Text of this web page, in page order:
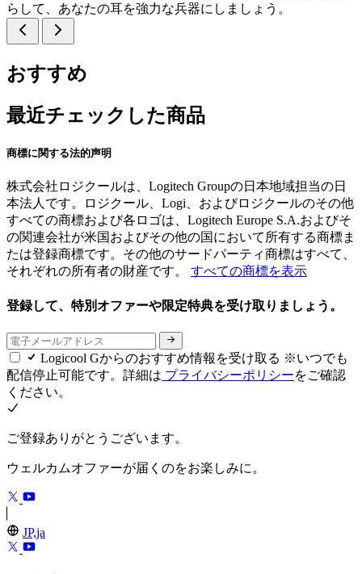
らして、あなたの耳を強力な兵器にしましょう。
おすすめ
最近チェックした商品
商標に関する法的声明
株式会社ロジクールは、Logitech Groupの日本地域担当の日
本法人です。ロジクール、Logi、およびロジクールのその他
すべての商標および各ロゴは、Logitech Europe S.A.およびそ
の関連会社が米国およびその他の国において所有する商標ま
たは登録商標です。その他のサードパーティ商標はすべて、
それぞれの所有者の財産です。 すべての商標を表示
登録して、特別オファーや限定特典を受け取りましょう。
Logicool Gからのおすすめ情報を受け取る ※いつでも
配信停止可能です。詳細は プライバシーポリシーをご確認
ください。
ご登録ありがとうございます。
ウェルカムオファーが届くのをお楽しみに。
JP,ja